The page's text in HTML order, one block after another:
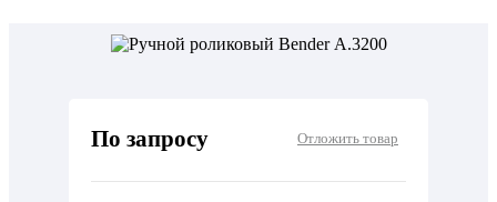
По запросу Отложить товар